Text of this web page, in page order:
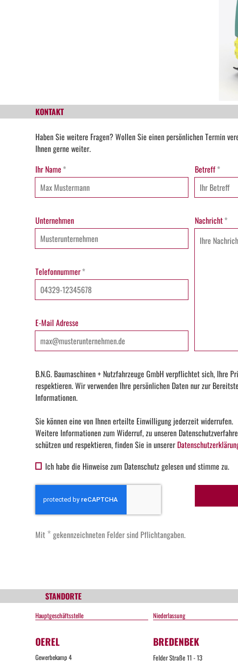
KONTAKT
Haben Sie weitere Fragen? Wollen Sie einen persönlichen Termin
Ihnen gerne weiter.
Ihr Name *
Unternehmen
Telefonnummer*
E-Mail Adresse
Betreff*
Nachricht*
B.N.G. Baumaschinen + Nutzfahrzeuge GmbH verpflichtet sich, Ihre
respektieren. Wir verwenden Ihre persönlichen Daten nur zur
Informationen.
Sie können eine von Ihnen erteilte Einwilligung jederzeit widerrufen.
Weitere Informationen zum Widerruf, zu unseren
schützen und respektieren, finden Sie in unserer
Ich habe die Hinweise zum Datenschutz gelesen und stimme zu.
Mit * gekennzeichneten Felder sind Pflichtangaben.
STANDORTE
Hauptgeschäftsstelle
OEREL
Gewerbekamp 4
Niederlassung
BREDENBEK
Felder Straße 11 - 13